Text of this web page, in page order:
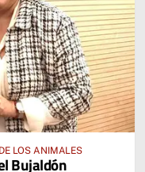
LOS ANIMALES